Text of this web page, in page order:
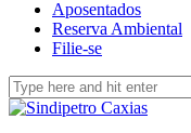
Aposentados
Reserva Ambiental
Filie-se